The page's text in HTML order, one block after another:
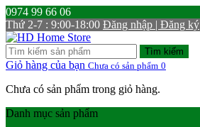
0974 99 66 06
Thứ 2-7 : 9:00-18:00 Đăng nhập | Đăng ký
Tìm kiếm
Giỏ hàng của bạn Chưa có sản phẩm 0
Chưa có sản phẩm trong giỏ hàng.
Danh mục sản phẩm